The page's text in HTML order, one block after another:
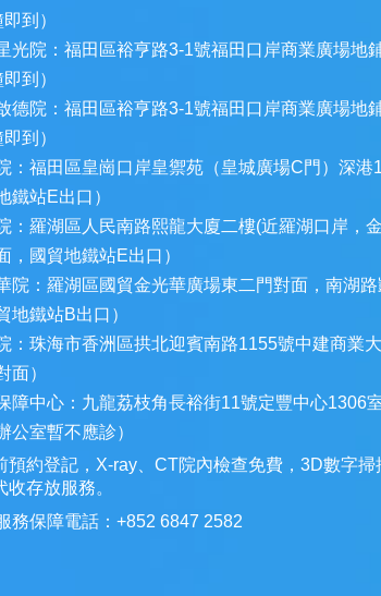
到）
光院：福田區裕亨路3-1號福田口岸商業廣場地
到）
德院：福田區裕亨路3-1號福田口岸商業廣場地
到）
：福田區皇崗口岸皇禦苑（皇城廣場C門）深港
鐵站E出口）
：羅湖區人民南路熙龍大廈二樓(近羅湖口岸，
，國貿地鐵站E出口）
院：羅湖區國貿金光華廣場東二門對面，南湖
地鐵站B出口）
：珠海市香洲區拱北迎賓南路1155號中建商業
面）
障中心：九龍荔枝角長裕街11號定豐中心1306
公室暫不應診）
預約登記，X-ray、CT院內檢查免費，3D數字
存放服務。
務保障電話：+852 6847 2582